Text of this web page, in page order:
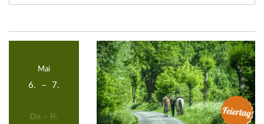
6. – 7.
Mai
Do. – Fr.